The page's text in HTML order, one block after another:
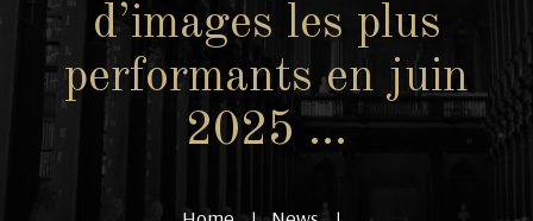
d’images les plus
performants en juin
2025 …